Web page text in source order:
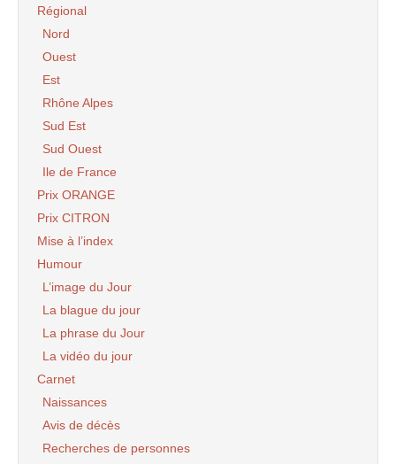
Régional
Nord
Ouest
Est
Rhône Alpes
Sud Est
Sud Ouest
Ile de France
Prix ORANGE
Prix CITRON
Mise à l’index
Humour
L’image du Jour
La blague du jour
La phrase du Jour
La vidéo du jour
Carnet
Naissances
Avis de décès
Recherches de personnes